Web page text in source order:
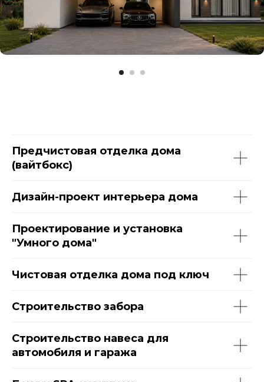
Предчистовая отделка дома
(вайтбокс)
Дизайн-проект интерьера дома
Проектирование и установка
"Умного дома"
Чистовая отделка дома под ключ
Строительство забора
Строительство навеса для
автомобиля и гаража